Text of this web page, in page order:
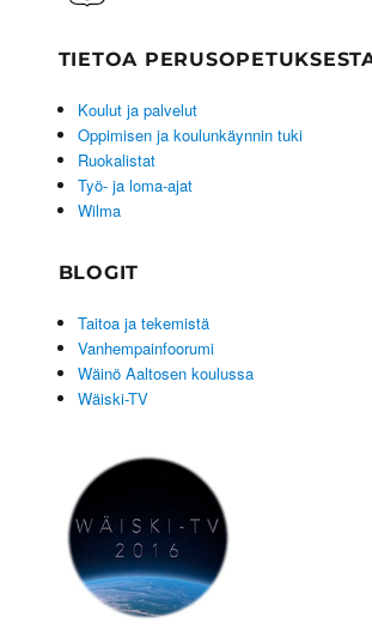
TIETOA
Koulut ja palvelut
Oppimisen ja koulunkäynnin tuki
Ruokalistat
Työ- ja loma-ajat
Wilma
BLOGIT
Taitoa ja tekemistä
Vanhempainfoorumi
Wäinö Aaltosen koulussa
Wäiski-TV